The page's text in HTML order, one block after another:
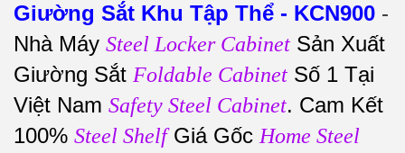
Giường Sắt Khu Tập Thể - KCN900 -
Nhà Máy Steel Locker Cabinet Sản Xuất
Giường Sắt Foldable Cabinet Số 1 Tại
Việt Nam Safety Steel Cabinet. Cam Kết
100% Steel ShelfGiá Gốc Home Steel